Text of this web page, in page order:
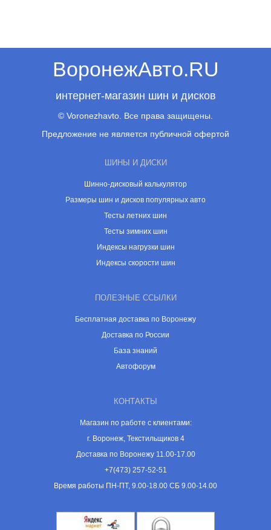
ВоронежАвто.RU
интернет-магазин шин и дисков
© Voronezhavto. Все права защищены.
Предложение не является публичной офертой
ШИНЫ И ДИСКИ
Шинно-дисковый калькулятор
Размеры шин и дисков популярных авто
Тесты летних шин
Тесты зимних шин
Индексы нагрузки шин
Индексы скорости шин
ПОЛЕЗНЫЕ ССЫЛКИ
Бесплатная доставка по Воронежу
Доставка по России
База знаний
Автофорум
КОНТАКТЫ
Магазин по работе с клиентами:
г. Воронеж, Текстильщиков 4
Доставка по Воронежу 11.00-17.00
+7(473) 257-52-51
Время работы ПН-ПТ, 9.00-18.00 СБ 9.00-14.00